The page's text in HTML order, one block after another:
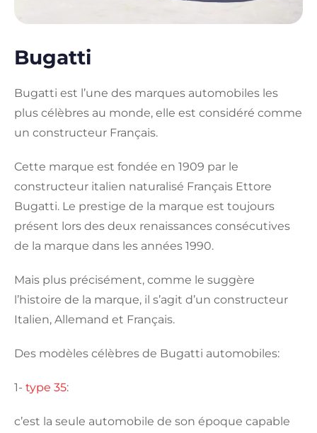
Bugatti
Bugatti est l’une des marques automobiles les
plus célèbres au monde, elle est considéré comme
un constructeur Français.
Cette marque est fondée en 1909 par le
constructeur italien naturalisé Français Ettore
Bugatti. Le prestige de la marque est toujours
présent lors des deux renaissances consécutives
de la marque dans les années 1990.
Mais plus précisément, comme le suggère
l’histoire de la marque, il s’agit d’un constructeur
Italien, Allemand et Français.
Des modèles célèbres de Bugatti automobiles:
1- type 35:
c’est la seule automobile de son époque capable